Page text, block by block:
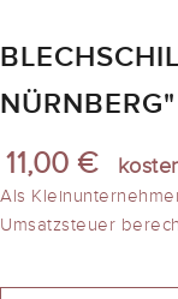
NÜRNBERG"
11,00 €
Als
Umsatzsteuer